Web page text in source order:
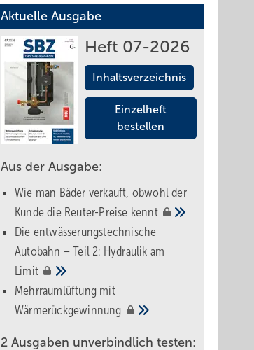
Aktuelle Ausgabe
Heft 07-2026
Inhaltsverzeichnis
Einzelheft
bestellen
Aus der Ausgabe:
Wie man Bäder verkauft, obwohl der
Kunde die Reuter-Preise kennt
Die entwässerungstechnische
Autobahn – Teil 2: Hydraulik am
Limit
Mehrraumlüftung mit
Wärmerückgewinnung
2 Ausgaben unverbindlich testen: